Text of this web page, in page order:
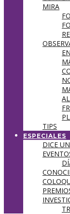
MIRA
TIPS
ESPECIALES
DICE